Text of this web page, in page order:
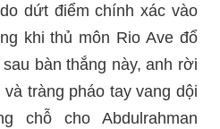
dứt điểm chính xác vào
khi thủ môn Rio Ave đổ
bàn thắng này, anh rời
tràng pháo tay vang dội
chỗ cho Abdulrahman